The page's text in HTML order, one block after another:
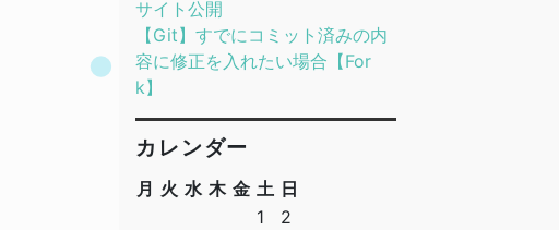
サイト公開
【Git】すでにコミット済みの内
容に修正を入れたい場合【For
k】
カレンダー
月 火 水 木 金 土 日
1
2